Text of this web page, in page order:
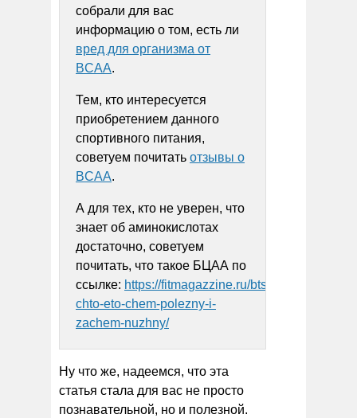
собрали для вас
информацию о том, есть ли
вред для организма от
BCAA.
Тем, кто интересуется
приобретением данного
спортивного питания,
советуем почитать отзывы о
BCAA.
А для тех, кто не уверен, что
знает об аминокислотах
достаточно, советуем
почитать, что такое БЦАА по
ссылке: https://fitmagazzine.ru/btsaa-
chto-eto-chem-polezny-i-
zachem-nuzhny/
Ну что же, надеемся, что эта
статья стала для вас не просто
познавательной, но и полезной.